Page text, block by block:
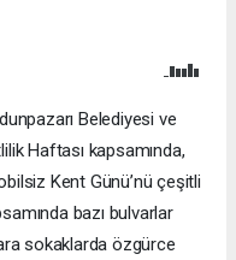
Belediyesi ve
Haftası kapsamında,
Kent Günü’nü çeşitli
bazı bulvarlar
sokaklarda özgürce